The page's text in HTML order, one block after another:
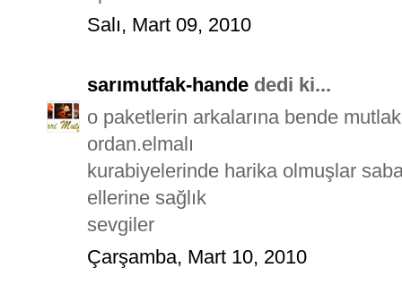
Salı, Mart 09, 2010
sarımutfak-hande dedi ki...
o paketlerin arkalarına bende
ordan.elmalı
kurabiyelerinde harika olmuşlar
ellerine sağlık
sevgiler
Çarşamba, Mart 10, 2010